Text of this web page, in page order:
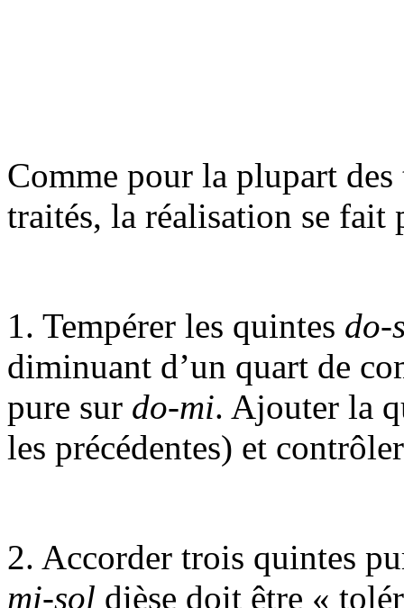
Comme pour la plupart des
traités, la réalisation se fait
1. Tempérer les quintes do-
diminuant d’un quart de
pure sur do-mi. Ajouter la
les précédentes) et
2. Accorder trois quintes
mi-sol dièse doit être «